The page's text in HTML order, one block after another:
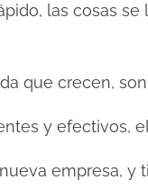
las cosas
que crecen,
y efectivos,
empresa,